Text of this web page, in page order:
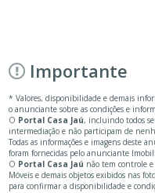
Importante
* Valores, disponibilidade e demais
o anunciante sobre as condições e
O Portal Casa Jaú, incluindo todos
intermediação e não participam de
Todas as informações e imagens deste
foram fornecidas pelo anunciante
O Portal Casa Jaú não tem controle e
Móveis e demais objetos exibidos nas
para confirmar a disponibilidade e